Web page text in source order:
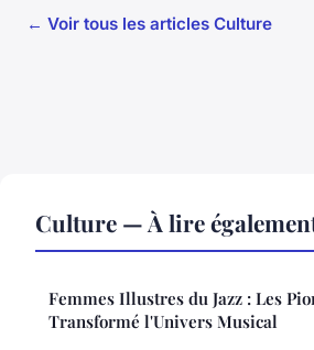
← Voir tous les articles Culture
Culture — À lire
Femmes Illustres du Jazz : Les
Transformé l'Univers Musical